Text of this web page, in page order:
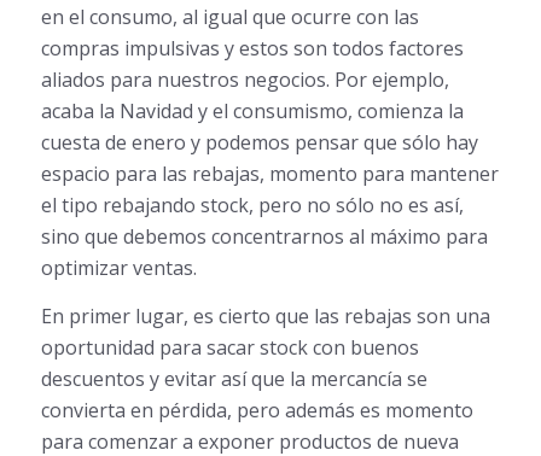
en el consumo, al igual que ocurre con las
compras impulsivas y estos son todos factores
aliados para nuestros negocios. Por ejemplo,
acaba la Navidad y el consumismo, comienza la
cuesta de enero y podemos pensar que sólo hay
espacio para las rebajas, momento para mantener
el tipo rebajando stock, pero no sólo no es así,
sino que debemos concentrarnos al máximo para
optimizar ventas.
En primer lugar, es cierto que las rebajas son una
oportunidad para sacar stock con buenos
descuentos y evitar así que la mercancía se
convierta en pérdida, pero además es momento
para comenzar a exponer productos de nueva